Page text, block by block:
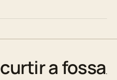
a fossa